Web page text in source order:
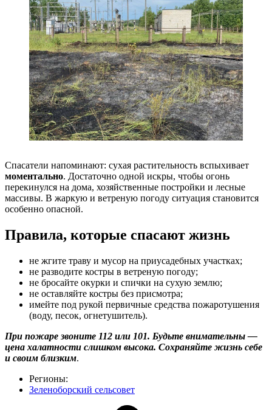
Спасатели напоминают: сухая растительность вспыхивает
моментально. Достаточно одной искры, чтобы огонь
перекинулся на дома, хозяйственные постройки и лесные
массивы. В жаркую и ветреную погоду ситуация становится
особенно опасной.
Правила, которые спасают жизнь
не жгите траву и мусор на приусадебных участках;
не разводите костры в ветреную погоду;
не бросайте окурки и спички на сухую землю;
не оставляйте костры без присмотра;
имейте под рукой первичные средства пожаротушения
(воду, песок, огнетушитель).
При пожаре звоните 112 или 101. Будьте внимательны —
цена халатности слишком высока. Сохраняйте жизнь себе
и своим близким.
Регионы:
Зеленоборский сельсовет